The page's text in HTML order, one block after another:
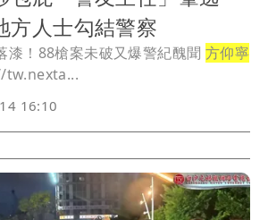
方人士勾結警察
南警落漆！88槍案未破又爆警紀醜聞 方仰寧
tw.nexta...
16:10